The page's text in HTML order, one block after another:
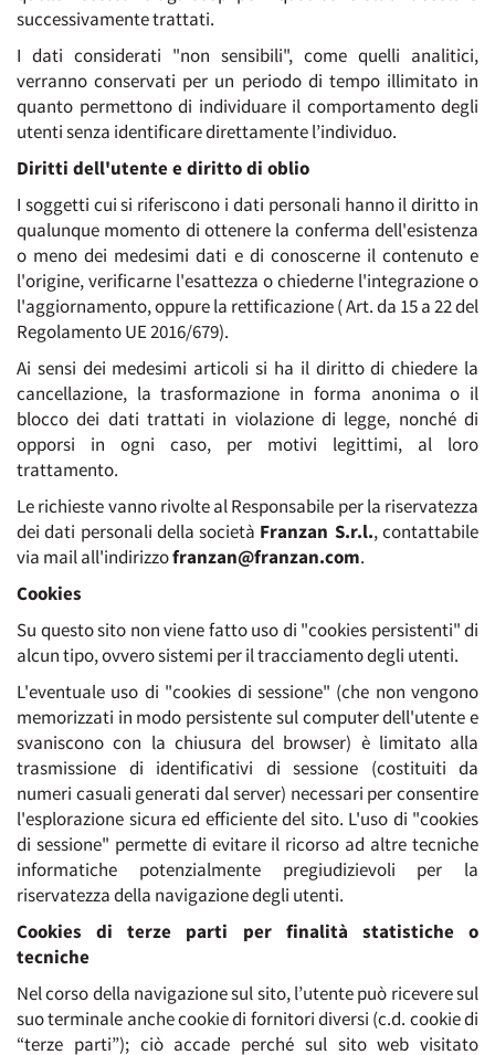
successivamente trattati.
I dati considerati "non sensibili", come quelli analitici,
verranno conservati per un periodo di tempo illimitato in
quanto permettono di individuare il comportamento degli
utenti senza identificare direttamente l’individuo.
Diritti dell'utente e diritto di oblio
I soggetti cui si riferiscono i dati personali hanno il diritto in
qualunque momento di ottenere la conferma dell'esistenza
o meno dei medesimi dati e di conoscerne il contenuto e
l'origine, verificarne l'esattezza o chiederne l'integrazione o
l'aggiornamento, oppure la rettificazione ( Art. da 15 a 22 del
Regolamento UE 2016/679).
Ai sensi dei medesimi articoli si ha il diritto di chiedere la
cancellazione, la trasformazione in forma anonima o il
blocco dei dati trattati in violazione di legge, nonché di
opporsi in ogni caso, per motivi legittimi, al loro
trattamento.
Le richieste vanno rivolte al Responsabile per la riservatezza
dei dati personali della società Franzan S.r.l., contattabile
via mail all'indirizzofranzan@franzan.com.
Cookies
Su questo sito non viene fatto uso di "cookies persistenti" di
alcun tipo, ovvero sistemi per il tracciamento degli utenti.
L'eventuale uso di "cookies di sessione" (che non vengono
memorizzati in modo persistente sul computer dell'utente e
svaniscono con la chiusura del browser) è limitato alla
trasmissione di identificativi di sessione (costituiti da
numeri casuali generati dal server) necessari per consentire
l'esplorazione sicura ed efficiente del sito. L'uso di "cookies
di sessione" permette di evitare il ricorso ad altre tecniche
informatiche potenzialmente pregiudizievoli per la
riservatezza della navigazione degli utenti.
Cookies di terze parti per finalità statistiche o
tecniche
Nel corso della navigazione sul sito, l’utente può ricevere sul
suo terminale anche cookie di fornitori diversi (c.d. cookie di
“terze parti”); ciò accade perché sul sito web visitato